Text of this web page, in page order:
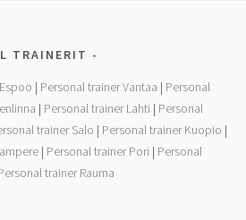
TRAINERIT
| Personal trainer Vantaa | Personal
| Personal trainer Lahti | Personal
trainer Salo | Personal trainer Kuopio |
| Personal trainer Pori | Personal
trainer Rauma